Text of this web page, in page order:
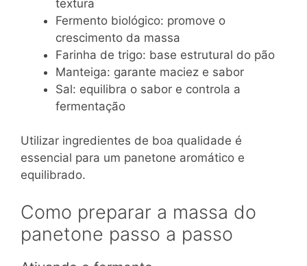
textura
Fermento biológico: promove o
crescimento da massa
Farinha de trigo: base estrutural do pão
Manteiga: garante maciez e sabor
Sal: equilibra o sabor e controla a
fermentação
Utilizar ingredientes de boa qualidade é
essencial para um panetone aromático e
equilibrado.
Como preparar a massa do
panetone passo a passo